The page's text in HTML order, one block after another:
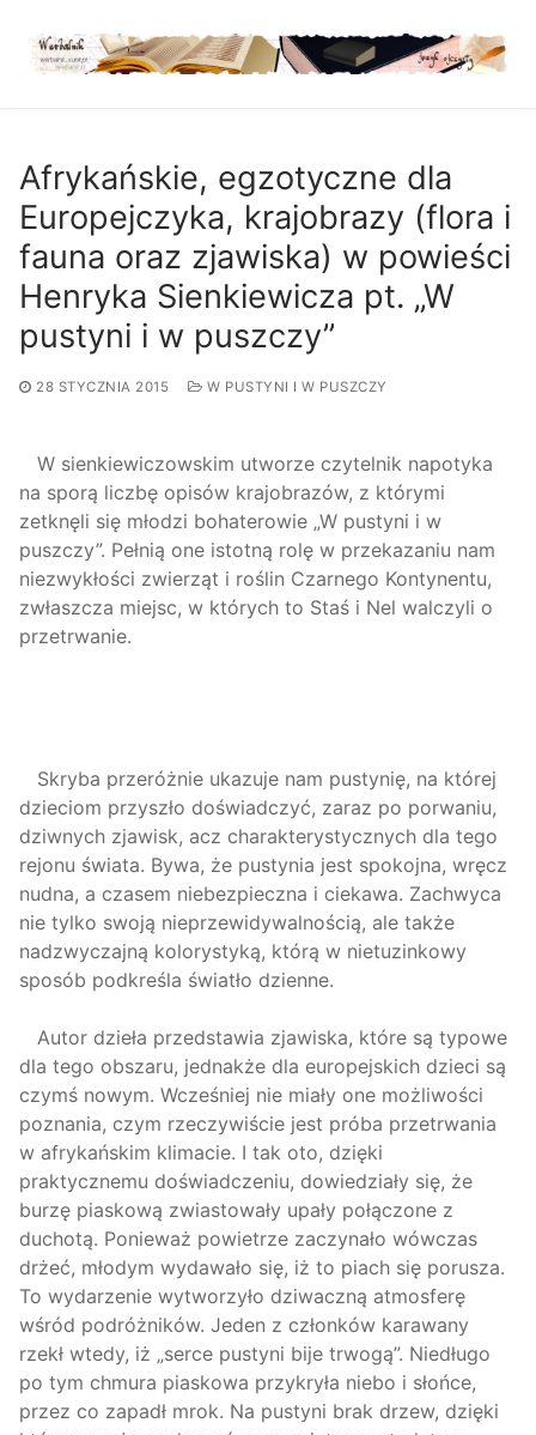
treści
Afrykańskie, egzotyczne dla
Europejczyka, krajobrazy (flora i
fauna oraz zjawiska) w powieści
Henryka Sienkiewicza pt. „W
pustyni i w puszczy”
28 STYCZNIA 2015 W PUSTYNI I W PUSZCZY
W sienkiewiczowskim utworze czytelnik napotyka
na sporą liczbę opisów krajobrazów, z którymi
zetknęli się młodzi bohaterowie „W pustyni i w
puszczy”. Pełnią one istotną rolę w przekazaniu nam
niezwykłości zwierząt i roślin Czarnego Kontynentu,
zwłaszcza miejsc, w których to Staś i Nel walczyli o
przetrwanie.
Skryba przeróżnie ukazuje nam pustynię, na której
dzieciom przyszło doświadczyć, zaraz po porwaniu,
dziwnych zjawisk, acz charakterystycznych dla tego
rejonu świata. Bywa, że pustynia jest spokojna, wręcz
nudna, a czasem niebezpieczna i ciekawa. Zachwyca
nie tylko swoją nieprzewidywalnością, ale także
nadzwyczajną kolorystyką, którą w nietuzinkowy
sposób podkreśla światło dzienne.
Autor dzieła przedstawia zjawiska, które są typowe
dla tego obszaru, jednakże dla europejskich dzieci są
czymś nowym. Wcześniej nie miały one możliwości
poznania, czym rzeczywiście jest próba przetrwania
w afrykańskim klimacie. I tak oto, dzięki
praktycznemu doświadczeniu, dowiedziały się, że
burzę piaskową zwiastowały upały połączone z
duchotą. Ponieważ powietrze zaczynało wówczas
drżeć, młodym wydawało się, iż to piach się porusza.
To wydarzenie wytworzyło dziwaczną atmosferę
wśród podróżników. Jeden z członków karawany
rzekł wtedy, iż „serce pustyni bije trwogą”. Niedługo
po tym chmura piaskowa przykryła niebo i słońce,
przez co zapadł mrok. Na pustyni brak drzew, dzięki